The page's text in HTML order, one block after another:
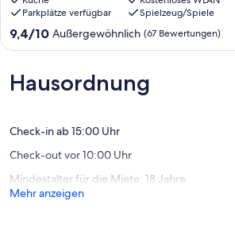
Zingst,
Darß,
zentral,
Stellpl.
Zingst
Parkplätze verfügbar
Spielzeug/Spiele
9.4
von
Außergewöhnlich,
(67
9,4/10 Außergewöhnlich (67 Bewertungen)
Hausordnung
Check-in ab 15:00 Uhr
Check-out vor 10:00 Uhr
Mindestalter für die Miete: 18 Jahre
Mehr anzeigen